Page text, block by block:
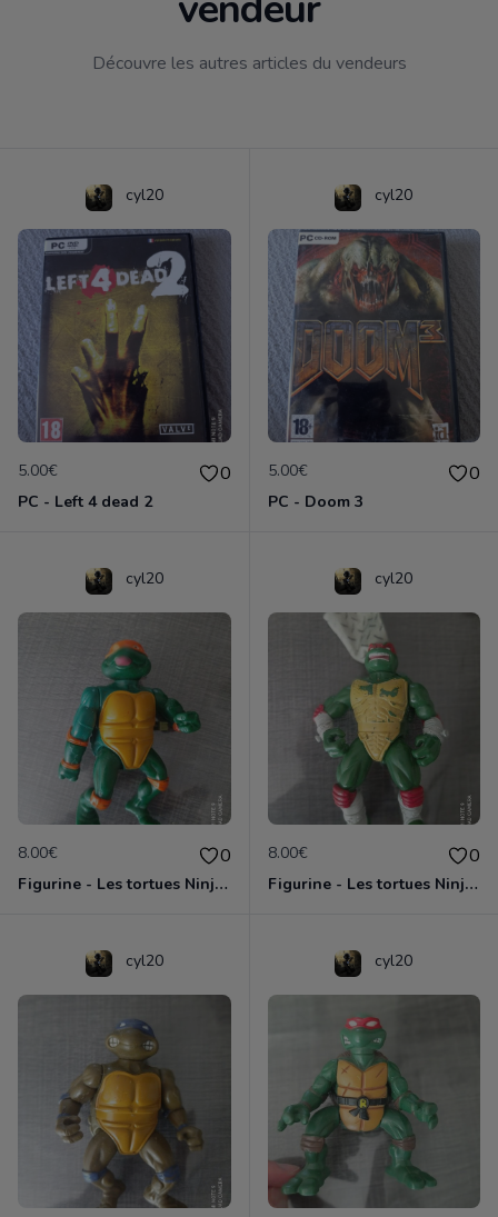
Découvre les autres articles du vendeurs
cyl20
5.00€ 0
PC - Left 4 dead 2
cyl20
5.00€ 0
PC - Doom 3
cyl20
8.00€ 0
Figurine - Les tortues Ninja - Michaelangelo
cyl20
8.00€ 0
Figurine - Les tortues Ninja - Raphael
cyl20 cyl20